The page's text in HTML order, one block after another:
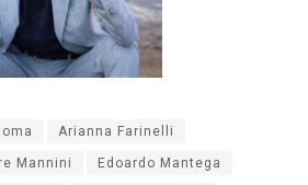
Arianna Farinelli
Mannini Edoardo Mantega